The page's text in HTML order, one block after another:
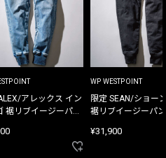
アレックス イン
裾リブイージーパン
WP WESTPOINT
限定 SEAN/ショー
裾リブイージーパ
¥31,900